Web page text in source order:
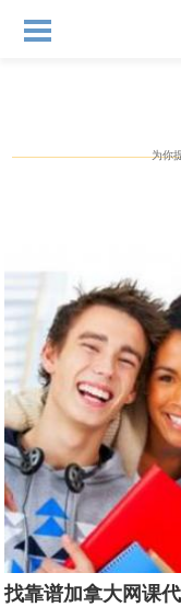
为你
找靠谱加拿大网课